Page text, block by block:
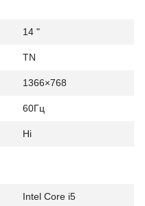
14 "
TN
1366×768
60Гц
Ні
Intel Core i5